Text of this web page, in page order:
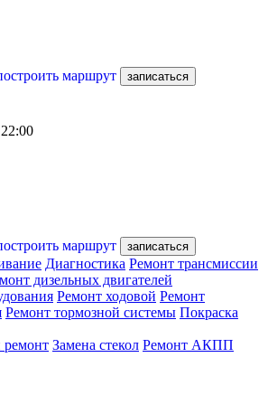
маршрут записаться
маршрут записаться
Диагностика Ремонт трансмиссии
дизельных двигателей
Ремонт ходовой Ремонт
Ремонт тормозной системы Покраска
ремонт Замена стекол Ремонт АКПП